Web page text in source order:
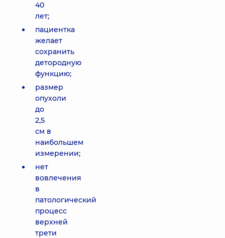
40
лет;
пациентка
желает
сохранить
детородную
функцию;
размер
опухоли
до
2,5
см в
наибольшем
измерении;
нет
вовлечения
в
патологический
процесс
верхней
трети